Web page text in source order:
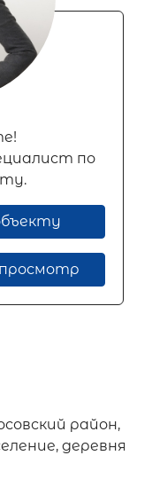
по
район,
деревня